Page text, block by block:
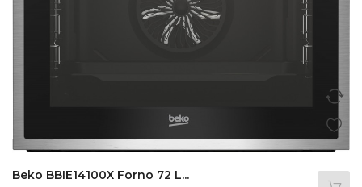
Beko BBIE14100X Forno 72 L...